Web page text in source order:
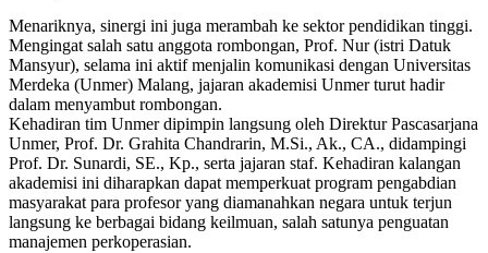
​Menariknya, sinergi ini juga merambah ke sektor pendidikan tinggi.
Mengingat salah satu anggota rombongan, Prof. Nur (istri Datuk
Mansyur), selama ini aktif menjalin komunikasi dengan Universitas
Merdeka (Unmer) Malang, jajaran akademisi Unmer turut hadir
dalam menyambut rombongan.
​Kehadiran tim Unmer dipimpin langsung oleh Direktur Pascasarjana
Unmer, Prof. Dr. Grahita Chandrarin, M.Si., Ak., CA., didampingi
Prof. Dr. Sunardi, SE., Kp., serta jajaran staf. Kehadiran kalangan
akademisi ini diharapkan dapat memperkuat program pengabdian
masyarakat para profesor yang diamanahkan negara untuk terjun
langsung ke berbagai bidang keilmuan, salah satunya penguatan
manajemen perkoperasian.